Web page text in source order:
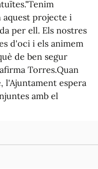
aquest projecte i
per ell. Els nostres
d'oci i els animem
de ben segur
Torres.Quan
l'Ajuntament espera
amb el